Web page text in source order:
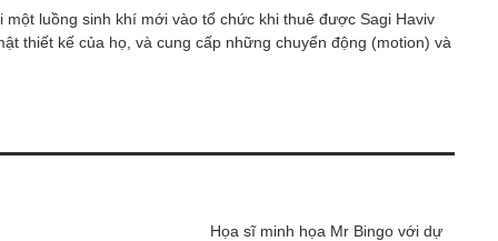
luồng sinh khí mới vào tổ chức khi thuê được Sagi Haviv
thiết kế của họ, và cung cấp những chuyển động (motion) và
Họa sĩ minh họa Mr Bingo với dự